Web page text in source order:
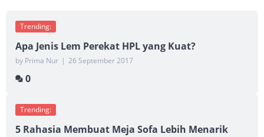
Trending:
Apa Jenis Lem Perekat HPL yang Kuat?
by Prima Nur | 26 September 2017
0
Trending:
5 Rahasia Membuat Meja Sofa Lebih Menarik